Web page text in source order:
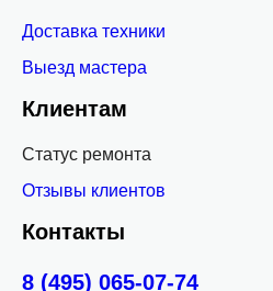
Доставка техники
Выезд мастера
Клиентам
Статус ремонта
Отзывы клиентов
Контакты
8 (495) 065-07-74